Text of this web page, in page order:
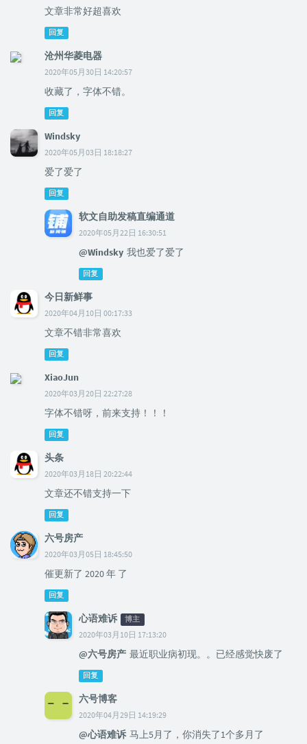
文章非常好超喜欢
回复
沧州华菱电器
2020年05月30日 14:20:57
收藏了，字体不错。
回复
Windsky
2020年05月03日 18:18:27
爱了爱了
回复
软文自助发稿直编通道
2020年05月22日 16:30:51
@Windsky 我也爱了爱了
回复
今日新鲜事
2020年04月10日 00:17:33
文章不错非常喜欢
回复
XiaoJun
2020年03月20日 22:27:28
字体不错呀，前来支持！！！
回复
头条
2020年03月18日 20:22:44
文章还不错支持一下
回复
六号房产
2020年03月05日 18:45:50
催更新了 2020 年 了
回复
心语难诉 博主
2020年03月10日 17:13:20
@六号房产 最近职业病初现。。已经感觉快废了
回复
六号博客
2020年04月29日 14:19:29
@心语难诉 马上5月了，你消失了1个多月了